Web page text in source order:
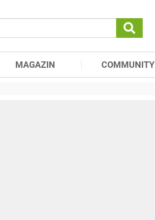
MAGAZIN COMMUNITY